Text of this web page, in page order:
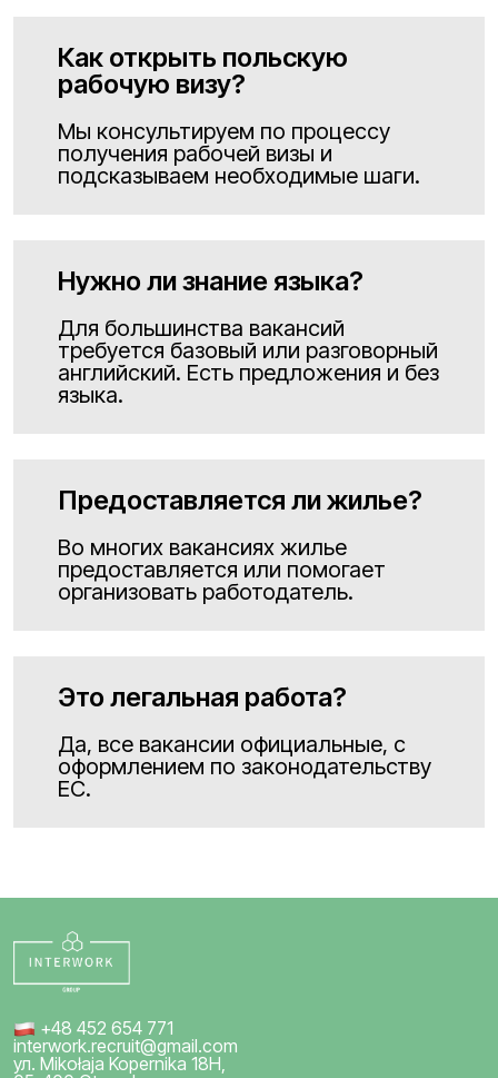
Как открыть польскую
рабочую визу?
Мы консультируем по процессу
получения рабочей визы и
подсказываем необходимые шаги.
Нужно ли знание языка?
Для большинства вакансий
требуется базовый или разговорный
английский. Есть предложения и без
языка.
Предоставляется ли жилье?
Во многих вакансиях жилье
предоставляется или помогает
организовать работодатель.
Это легальная работа?
Да, все вакансии официальные, с
оформлением по законодательству
ЕС.
+48 452 654 771
interwork.recruit@gmail.com
ул. Mikołaja Kopernika 18H,